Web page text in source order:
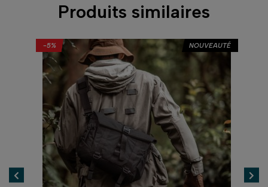
Produits similaires
-5% NOUVEAUTÉ